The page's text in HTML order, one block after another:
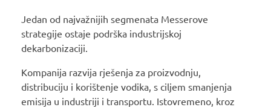
Jedan od najvažnijih segmenata Messerove
strategije ostaje podrška industrijskoj
dekarbonizaciji.
Kompanija razvija rješenja za proizvodnju,
distribuciju i korištenje vodika, s ciljem smanjenja
emisija u industriji i transportu. Istovremeno, kroz